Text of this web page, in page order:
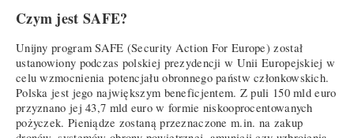
Czym jest SAFE?
Unijny program SAFE (Security Action For Europe) został
ustanowiony podczas polskiej prezydencji w Unii Europejskiej w
celu wzmocnienia potencjału obronnego państw członkowskich.
Polska jest jego największym beneficjentem. Z puli 150 mld euro
przyznano jej 43,7 mld euro w formie niskooprocentowanych
pożyczek. Pieniądze zostaną przeznaczone m.in. na zakup